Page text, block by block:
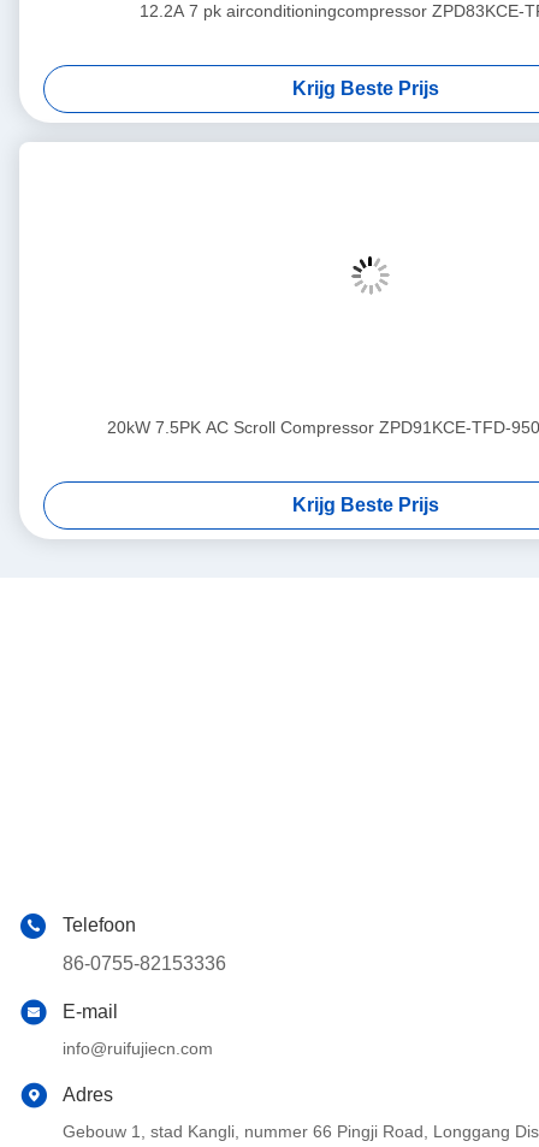
12.2A 7 pk airconditioningcompressor ZPD83KCE-
Krijg Beste Prijs
20kW 7.5PK AC Scroll Compressor ZPD91KCE-TFD-
Krijg Beste Prijs
Telefoon
86-0755-82153336
E-mail
info@ruifujiecn.com
Adres
Gebouw 1, stad Kangli, nummer 66 Pingji Road, Longgang